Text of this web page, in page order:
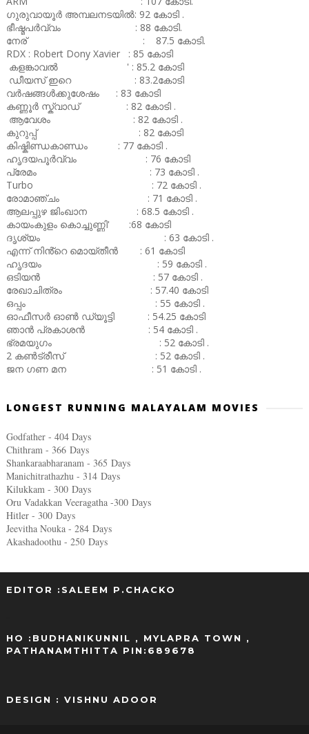
ഗുരുവായൂർ അമ്പലനടയിൽ: 92 കോടി .
ഭീഷ്മപർവ്വം : 88 കോടി.
നേര് : 87.5 കോടി.
RDX : Robert Dony Xavier : 85 കോടി
കളങ്കാവൽ ' : 85.2 കോടി
ഡീയസ് ഇറെ : 83.2കോടി
വർഷങ്ങൾക്കുശേഷം : 83 കോടി
കണ്ണൂർ സ്ക്വാഡ് : 82 കോടി .
ആവേശം : 82 കോടി .
കുറുപ്പ് : 82 കോടി
കിഷ്കിണ്ഡകാണ്ഡം : 77 കോടി .
ഹൃദയപൂർവ്വം : 76 കോടി
പ്രേമം : 73 കോടി .
Turbo : 72 കോടി .
രോമാഞ്ചം : 71 കോടി .
ആലപ്പുഴ ജിംഖാന : 68.5 കോടി .
കായംകുളം കൊച്ചുണ്ണി' :68 കോടി
ദൃശ്യം : 63 കോടി .
എന്ന് നിൻ്റെ മൊയ്തീൻ : 61 കോടി
ഹൃദയം : 59 കോടി .
ഒടിയൻ : 57 കോടി .
രേഖാചിത്രം : 57.40 കോടി
ഒപ്പം : 55 കോടി .
ഓഫീസർ ഓൺ ഡ്യൂട്ടി : 54.25 കോടി
ഞാൻ പ്രകാശൻ : 54 കോടി .
ഭ്രമയുഗം : 52 കോടി .
2 കൺട്രീസ് : 52 കോടി .
ജന ഗണ മന : 51 കോടി .
LONGEST RUNNING MALAYALAM MOVIES
Godfather - 404 Days
Chithram - 366 Days
Shankaraabharanam - 365 Days
Manichitrathazhu - 314 Days
Kilukkam - 300 Days
Oru Vadakkan Veeragatha -300 Days
Hitler - 300 Days
Jeevitha Nouka - 284 Days
Akashadoothu - 250 Days
EDITOR :SALEEM P.CHACKO
HO :BUDHANIKUNNIL , MYLAPRA TOWN ,
PATHANAMTHITTA PIN:689678
DESIGN : VISHNU ADOOR